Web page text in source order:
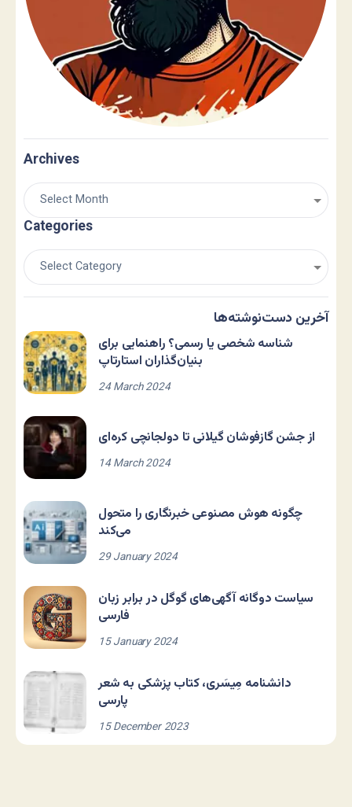
Archives
Categories
آخرین دست‌نوشته‌ها
شناسه شخصی یا رسمی؟ راهنمایی برای
بنیان‌گذاران استارتاپ
24 March 2024
از جشن گازفوشان گیلانی تا دولجانچی کره‌ای
14 March 2024
چگونه هوش مصنوعی خبرنگاری را متحول
می‌کند
29 January 2024
سیاست دوگانه آگهی‌های گوگل در برابر زبان
فارسی
15 January 2024
دانشنامه مِیسَری، کتاب پزشکی به شعر
پارسی
15 December 2023